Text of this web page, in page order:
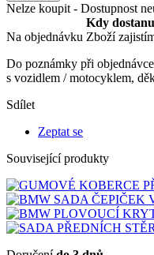
Nelze koupit - Dostupnost
Na objednávku
Kdy
Zboží
Do poznámky při
s vozidlem / motocyklem,
Sdílet
Zeptat se
Související produkty